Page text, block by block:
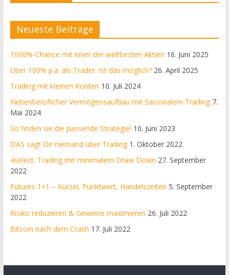
Neueste Beiträge
1000%-Chance mit einer der weltbesten Aktien 16. Juni 2025
Über 100% p.a. als Trader: Ist das möglich? 26. April 2025
Trading mit kleinen Konten 10. Juli 2024
Nebenberuflicher Vermögensaufbau mit Saisonalem Trading 7.
Mai 2024
So finden sie die passende Strategie! 10. Juni 2023
DAS sagt Dir niemand über Trading 1. Oktober 2022
4select: Trading mit minimalem Draw Down 27. September
2022
Futures 1×1 – Kürzel, Punktwert, Handelszeiten 5. September
2022
Risiko reduzieren & Gewinne maximieren 26. Juli 2022
Bitcoin nach dem Crash 17. Juli 2022